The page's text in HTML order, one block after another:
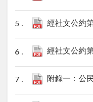
經社文公約
經社文公約
附錄一：公